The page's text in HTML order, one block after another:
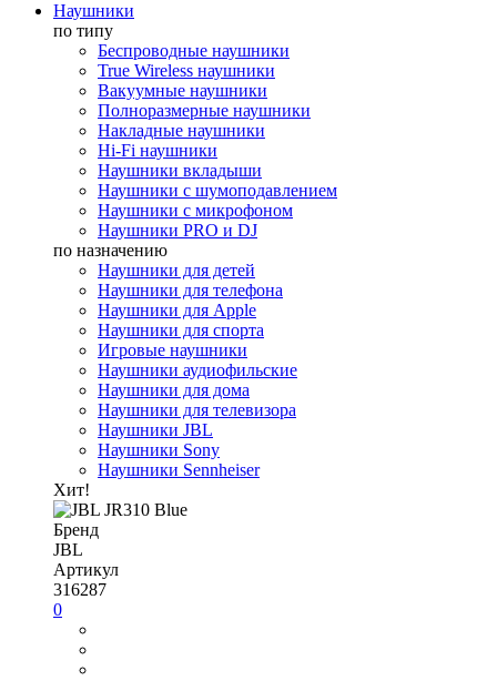
Наушники
по типу
Беспроводные наушники
True Wireless наушники
Вакуумные наушники
Полноразмерные наушники
Накладные наушники
Hi-Fi наушники
Наушники вкладыши
Наушники с шумоподавлением
Наушники с микрофоном
Наушники PRO и DJ
по назначению
Наушники для детей
Наушники для телефона
Наушники для Apple
Наушники для спорта
Игровые наушники
Наушники аудиофильские
Наушники для дома
Наушники для телевизора
Наушники JBL
Наушники Sony
Наушники Sennheiser
Хит!
Бренд
JBL
Артикул
316287
0